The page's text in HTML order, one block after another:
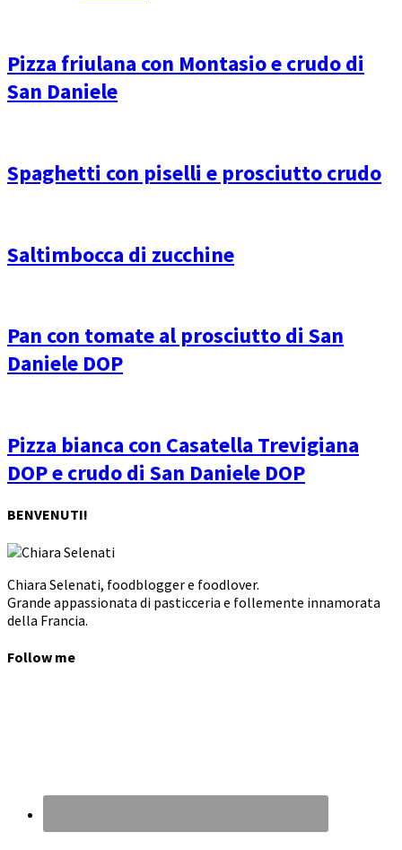
Pizza friulana con Montasio e crudo di
San Daniele
Spaghetti con piselli e prosciutto crudo
Saltimbocca di zucchine
Pan con tomate al prosciutto di San
Daniele DOP
Pizza bianca con Casatella Trevigiana
DOP e crudo di San Daniele DOP
BENVENUTI!
Chiara Selenati, foodblogger e foodlover.
Grande appassionata di pasticceria e follemente innamorata
della Francia.
Follow me